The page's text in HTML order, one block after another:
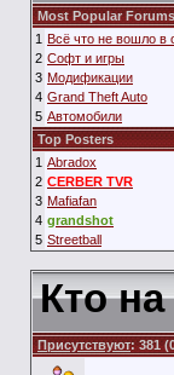
Most Popular Forums
1 Всё что не вошло
2 Софт и игры
3 Модификации
4 Grand Theft Auto
5 Автомобили
Top Posters
1 Abradox
2 CERBER TVR
3 Mafiafan
4 grandshot
5 Streetball
Кто
Присутствуют: 381